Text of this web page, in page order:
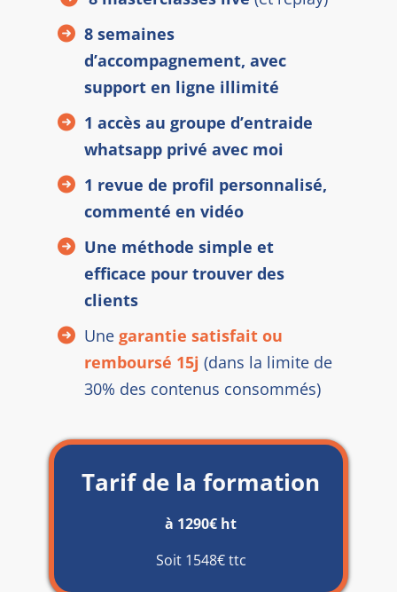
8 semaines
d’accompagnement, avec
support en ligne illimité
1 accès au groupe d’entraide
whatsapp privé avec moi
1 revue de profil personnalisé,
commenté en vidéo
Une méthode simple et
efficace pour trouver des
clients
Une garantie satisfait ou
remboursé 15j (dans la limite de
30% des contenus consommés)
Tarif de la formation
à 1290€ ht
Soit 1548€ ttc